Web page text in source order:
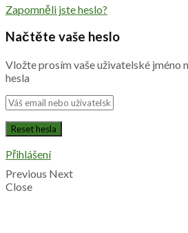
Zapomněli jste heslo?
Načtěte vaše heslo
Vložte prosím vaše uživatelské jméno
hesla
Přihlášení
Previous Next
Close